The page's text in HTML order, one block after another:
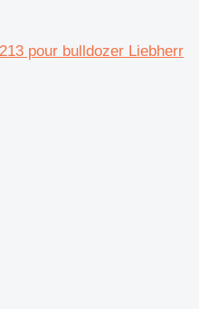
pour bulldozer Liebherr